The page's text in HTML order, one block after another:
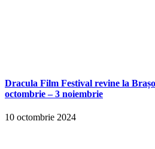
Dracula Film Festival revine la
octombrie – 3 noiembrie
10 octombrie 2024